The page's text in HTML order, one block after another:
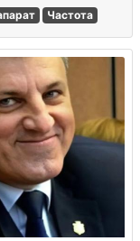
Частота